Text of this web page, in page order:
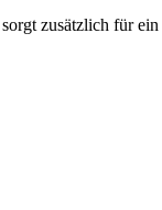
zusätzlich für